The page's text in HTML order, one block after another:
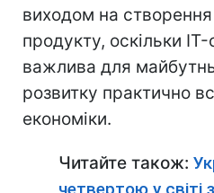
виходом на
продукту, оскільки
важлива для
розвитку практично
економіки.
Читайте також: